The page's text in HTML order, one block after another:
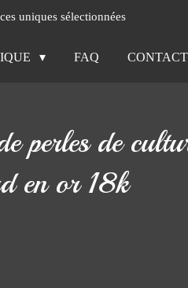
uniques sélectionnées
FAQ CONTACT
perles de
en or 18k